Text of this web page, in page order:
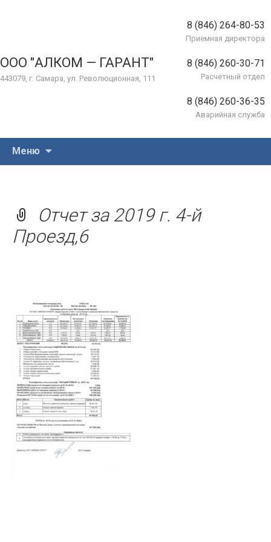
ООО "АЛКОМ — ГАРАНТ"
443079, г. Самара, ул. Революционная, 111
8 (846) 264-80-53
Приемная директора
8 (846) 260-30-71
Расчетный отдел
8 (846) 260-36-35
Аварийная служба
Меню
Отчет за 2019 г. 4-й
Проезд,6